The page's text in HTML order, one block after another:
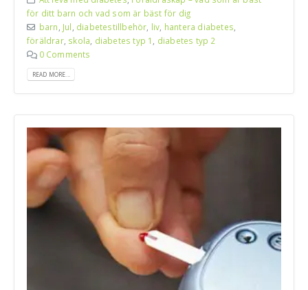
för ditt barn och vad som är bäst för dig
barn, Jul, diabetestillbehör, liv, hantera diabetes,
föräldrar, skola, diabetes typ 1 , diabetes typ 2
0 Comments
READ MORE...